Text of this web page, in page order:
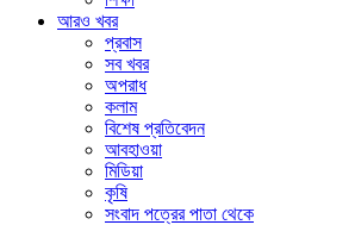
আরও খবর
প্রবাস
সব খবর
অপরাধ
কলাম
বিশেষ প্রতিবেদন
আবহাওয়া
মিডিয়া
কৃষি
সংবাদ পত্রের পাতা থেকে